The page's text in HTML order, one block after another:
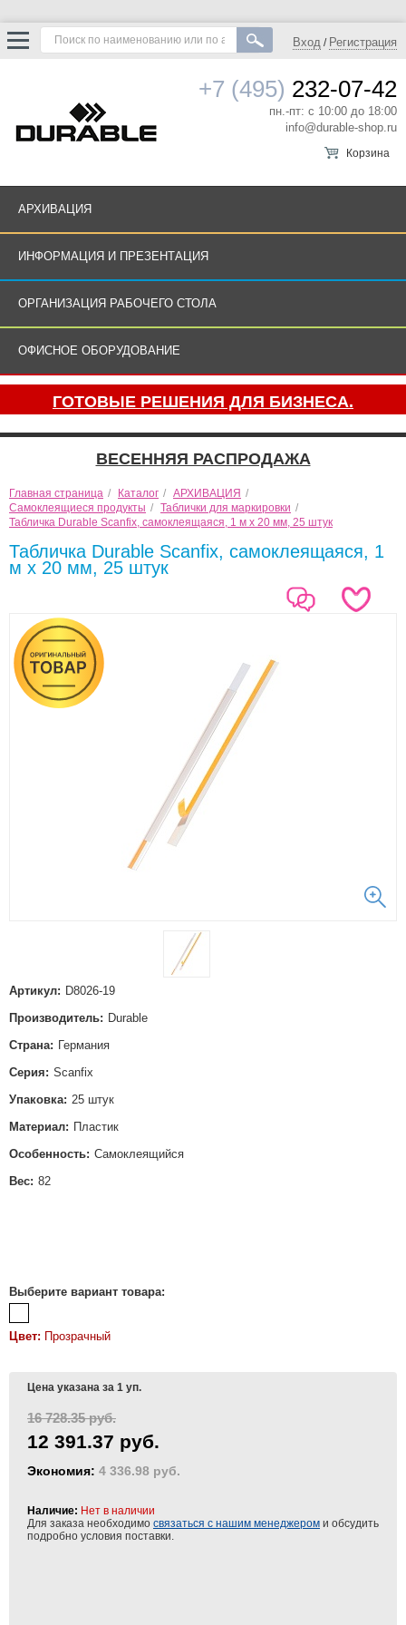
Вход / Регистрация
+7 (495) 232-07-42
пн.-пт: с 10:00 до 18:00
info@durable-shop.ru
Корзина
АРХИВАЦИЯ
ИНФОРМАЦИЯ И ПРЕЗЕНТАЦИЯ
ОРГАНИЗАЦИЯ РАБОЧЕГО СТОЛА
ОФИСНОЕ ОБОРУДОВАНИЕ
ГОТОВЫЕ РЕШЕНИЯ ДЛЯ БИЗНЕСА.
ВЕСЕННЯЯ РАСПРОДАЖА
Главная страница / Каталог / АРХИВАЦИЯ /
Самоклеящиеся продукты / Таблички для маркировки /
Табличка Durable Scanfix, самоклеящаяся, 1 м х 20 мм, 25 штук
Табличка Durable Scanfix, самоклеящаяся, 1
м х 20 мм, 25 штук
Артикул: D8026-19
Производитель: Durable
Страна: Германия
Серия: Scanfix
Упаковка: 25 штук
Материал: Пластик
Особенность: Самоклеящийся
Вес: 82
Выберите вариант товара:
Цвет: Прозрачный
Цена указана за 1 уп.
16 728.35 руб.
12 391.37 руб.
Экономия: 4 336.98 руб.
Наличие: Нет в наличии
Для заказа необходимо связаться с нашим менеджером и обсудить
подробно условия поставки.